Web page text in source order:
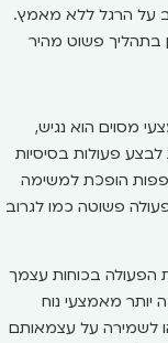
על הרגל ללא מאמץ.
בתהליך פשוט מהיר
מסוים הוא נגיש,
פעולות בסיסיות
הופכת למשימה
פשוטה כמו לגרוב
הפעולה בכוחות עצמך
יותר מאמצעי נוח
לשמירה על עצמאותם